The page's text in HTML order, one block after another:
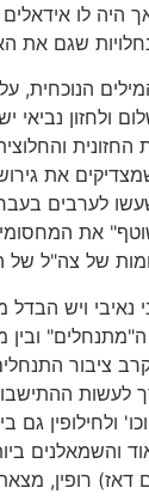
לו אידאלים
שגם את
הנוכחית,
ולחזון נביאי
לערבים
את
של צה"ל של
ויש הבדל
ה"מתנחלים"
ציבור
לעשות
ולחילופין גם
והשמאלנים
דאז) רופין,